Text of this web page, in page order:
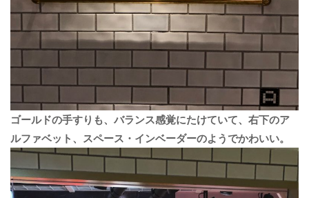
ゴールドの手すりも、バランス感覚にたけていて、右下のア
ルファベット、スペース・インベーダーのようでかわいい。